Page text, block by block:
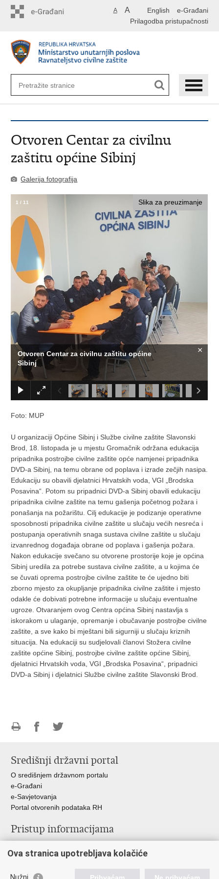
English e-Građani
A A
Prilagodba pristupačnosti
Otvoren Centar za civilnu
zaštitu općine Sibinj
Galerija fotografija
Otvoren Centar za civilnu zaštitu općine
Sibinj
×
Slika za preuzimanje
1 / 11
Foto: MUP
U organizaciji Općine Sibinj i Službe civilne zaštite Slavonski
Brod, 18. listopada je u mjestu Gromačnik održana edukacija
pripadnika postrojbe civilne zaštite opće namjenei pripadnika
DVD-a Sibinj, na temu obrane od poplava i izrade zečjih nasipa.
Edukaciju su obavili djelatnici Hrvatskih voda, VGI „Brodska
Posavina“. Potom su pripadnici DVD-a Sibinj obavili edukaciju
pripadnika civilne zaštite na temu gašenja početnog požara i
ponašanja na požarištu. Cilj edukacije je podizanje operativne
sposobnosti pripadnika civilne zaštite u slučaju većih nesreća i
postupanja operativnih snaga sustava civilne zaštite u slučaju
izvanrednog događaja obrane od poplava i gašenja požara.
Nakon edukacije svečano su otvorene prostorije koje je općina
Sibinj uredila za potrebe sustava civilne zaštite, a u kojima će
se čuvati oprema postrojbe civilne zaštite te će ujedno biti
zborno mjesto za okupljanje pripadnika civilne zaštite i mjesto
odakle će dobivati potrebne informacije u slučaju eventualne
ugroze. Otvaranjem ovog Centra općina Sibinj nastavlja s
iskorakom u ulaganje, opremanje i obučavanje postrojbe civilne
zaštite, a sve kako bi mještani bili sigurniji u slučaju kriznih
situacija. Na edukaciji su sudjelovali članovi Stožera civilne
zaštite općine Sibinj, postrojbe civilne zaštite općine Sibinj,
djelatnici Hrvatskih voda, VGI „Brodska Posavina“, pripadnici
DVD-a Sibinj i djelatnici Službe civilne zaštite Slavonski Brod.
FacebookuTwitteru
Središnji državni portal
O središnjem državnom portalu
e-Građani
e-Savjetovanja
Portal otvorenih podataka RH
Pristup informacijama
Savjetovanje
Zapošljavanje
Ova stranica upotrebljava kolačiće
Nužni Prihvaćam Ne prihvaćam